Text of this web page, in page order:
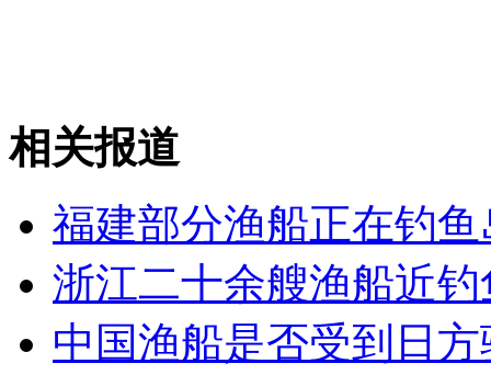
外交部：有关国家言论片面不公正
相关报道
福建部分渔船正在钓
浙江二十余艘渔船近
中国渔船是否受到日